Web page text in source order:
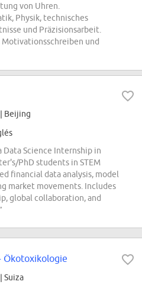
von Uhren.
Physik, technisches
und Präzisionsarbeit.
und
| Beijing
Data Science Internship in
PhD students in STEM
financial data analysis, model
market movements. Includes
global collaboration, and
Ökotoxikologie
| Suiza